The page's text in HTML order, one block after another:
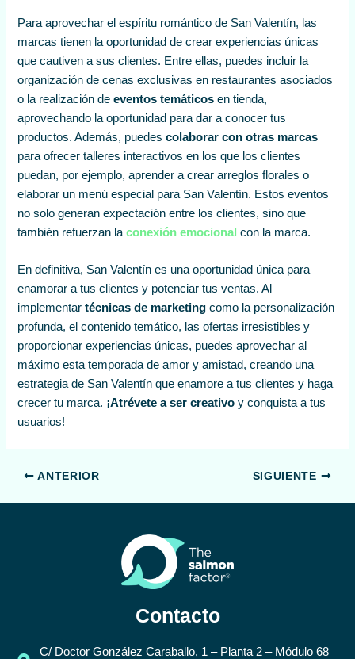
Para aprovechar el espíritu romántico de San Valentín, las
marcas tienen la oportunidad de crear experiencias únicas
que cautiven a sus clientes. Entre ellas, puedes incluir la
organización de cenas exclusivas en restaurantes asociados
o la realización de eventos temáticos en tienda,
aprovechando la oportunidad para dar a conocer tus
productos. Además, puedes colaborar con otras marcas
para ofrecer talleres interactivos en los que los clientes
puedan, por ejemplo, aprender a crear arreglos florales o
elaborar un menú especial para San Valentín. Estos eventos
no solo generan expectación entre los clientes, sino que
también refuerzan laconexión emocional con la marca.
En definitiva, San Valentín es una oportunidad única para
enamorar a tus clientes y potenciar tus ventas. Al
implementartécnicas de marketing como la personalización
profunda, el contenido temático, las ofertas irresistibles y
proporcionar experiencias únicas, puedes aprovechar al
máximo esta temporada de amor y amistad, creando una
estrategia de San Valentín que enamore a tus clientes y haga
crecer tu marca. ¡Atrévete a ser creativo y conquista a tus
usuarios!
ANTERIOR SIGUIENTE
Contacto
C/ Doctor González Caraballo, 1 – Planta 2 – Módulo 68